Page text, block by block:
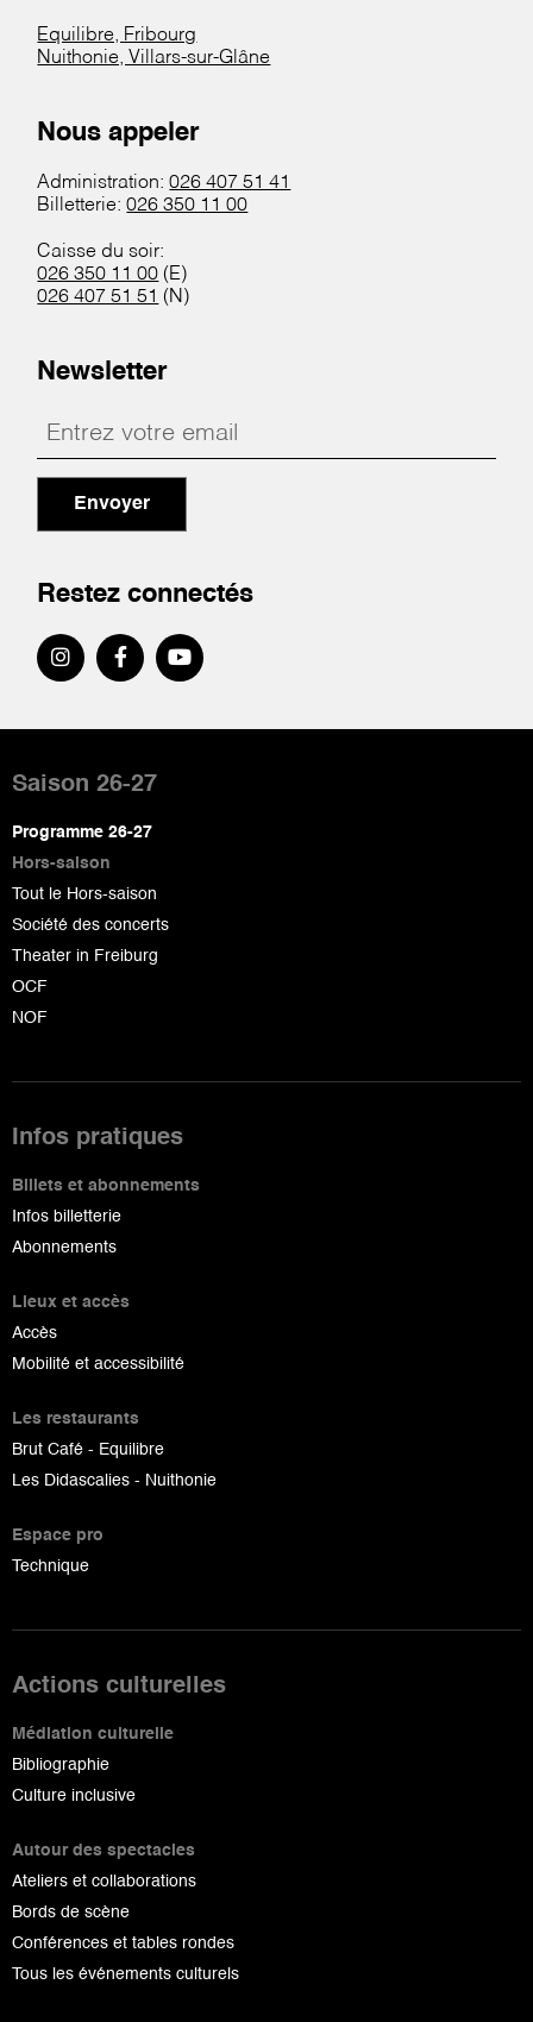
Equilibre, Fribourg
Nuithonie, Villars-sur-Glâne
Nous appeler
Administration:026 407 51 41
Billetterie:026 350 11 00
Caisse du soir:
026 350 11 00 (E)
026 407 51 51 (N)
Newsletter
Envoyer
Restez connectés
de
page
Saison 26-27
Programme 26-27
Hors-saison
Tout le Hors-saison
Société des concerts
Theater in Freiburg
OCF
NOF
Infos pratiques
Billets et abonnements
Infos billetterie
Abonnements
Lieux et accès
Accès
Mobilité et accessibilité
Les restaurants
Brut Café - Equilibre
Les Didascalies - Nuithonie
Espace pro
Technique
Actions culturelles
Médiation culturelle
Bibliographie
Culture inclusive
Autour des spectacles
Ateliers et collaborations
Bords de scène
Conférences et tables rondes
Tous les événements culturels